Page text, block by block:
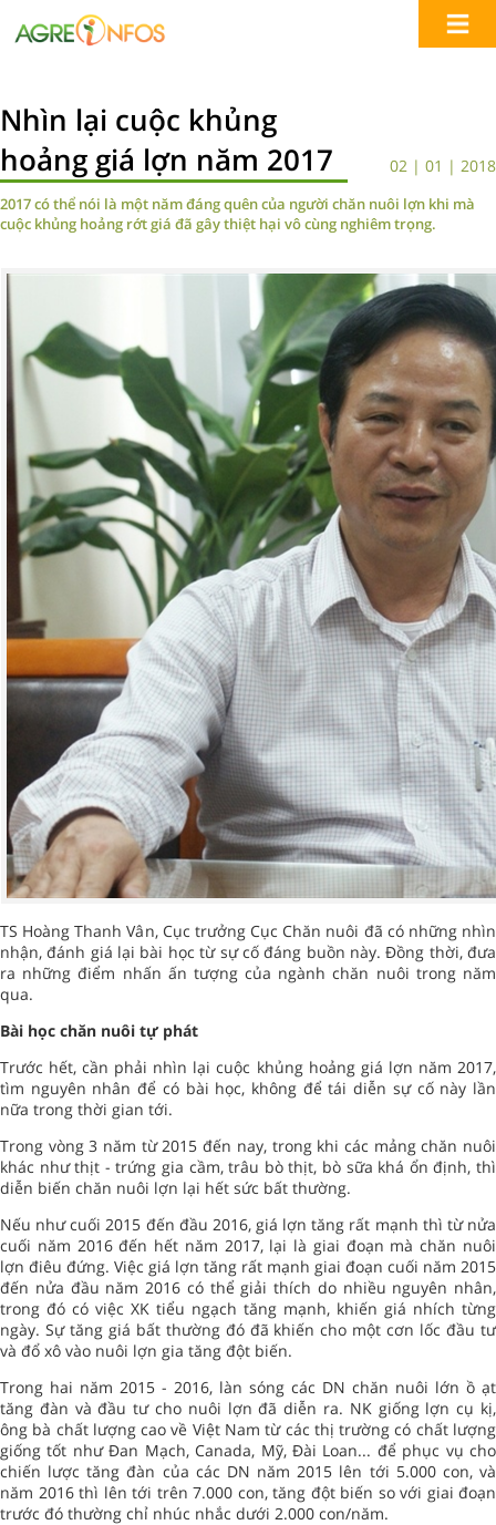
Nhìn lại cuộc khủng
hoảng giá lợn năm 2017
02 | 01 | 2018
2017 có thể nói là một năm đáng quên của người chăn nuôi lợn khi mà
cuộc khủng hoảng rớt giá đã gây thiệt hại vô cùng nghiêm trọng.
TS Hoàng Thanh Vân, Cục trưởng Cục Chăn nuôi đã có những nhìn
nhận, đánh giá lại bài học từ sự cố đáng buồn này. Đồng thời, đưa
ra những điểm nhấn ấn tượng của ngành chăn nuôi trong năm
qua.
Bài học chăn nuôi tự phát
Trước hết, cần phải nhìn lại cuộc khủng hoảng giá lợn năm 2017,
tìm nguyên nhân để có bài học, không để tái diễn sự cố này lần
nữa trong thời gian tới.
Trong vòng 3 năm từ 2015 đến nay, trong khi các mảng chăn nuôi
khác như thịt - trứng gia cầm, trâu bò thịt, bò sữa khá ổn định, thì
diễn biến chăn nuôi lợn lại hết sức bất thường.
Nếu như cuối 2015 đến đầu 2016, giá lợn tăng rất mạnh thì từ nửa
cuối năm 2016 đến hết năm 2017, lại là giai đoạn mà chăn nuôi
lợn điêu đứng. Việc giá lợn tăng rất mạnh giai đoạn cuối năm 2015
đến nửa đầu năm 2016 có thể giải thích do nhiều nguyên nhân,
trong đó có việc XK tiểu ngạch tăng mạnh, khiến giá nhích từng
ngày. Sự tăng giá bất thường đó đã khiến cho một cơn lốc đầu tư
và đổ xô vào nuôi lợn gia tăng đột biến.
Trong hai năm 2015 - 2016, làn sóng các DN chăn nuôi lớn ồ ạt
tăng đàn và đầu tư cho nuôi lợn đã diễn ra. NK giống lợn cụ kị,
ông bà chất lượng cao về Việt Nam từ các thị trường có chất lượng
giống tốt như Đan Mạch, Canada, Mỹ, Đài Loan... để phục vụ cho
chiến lược tăng đàn của các DN năm 2015 lên tới 5.000 con, và
năm 2016 thì lên tới trên 7.000 con, tăng đột biến so với giai đoạn
trước đó thường chỉ nhúc nhắc dưới 2.000 con/năm.